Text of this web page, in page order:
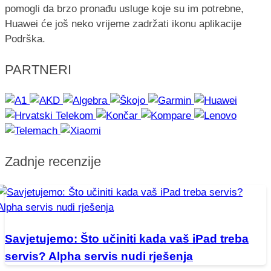
pomogli da brzo pronađu usluge koje su im potrebne,
Huawei će još neko vrijeme zadržati ikonu aplikacije
Podrška.
PARTNERI
Zadnje recenzije
Savjetujemo: Što učiniti kada vaš iPad treba
servis? Alpha servis nudi rješenja